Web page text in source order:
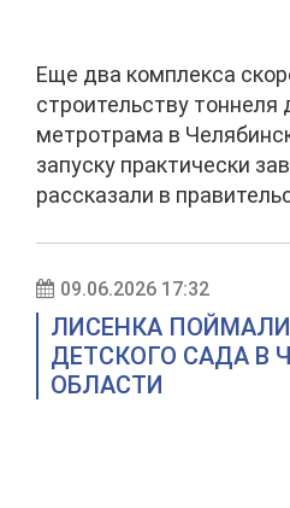
Еще два комплекса
строительству тоннеля
метротрама в
запуску практически
рассказали в
09.06.2026 17:32
ЛИСЕНКА
ДЕТСКОГО САДА В
ОБЛАСТИ